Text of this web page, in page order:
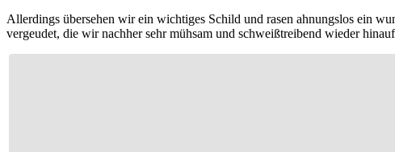
Allerdings übersehen wir ein wichtiges Schild und rasen ahnungslos ein
vergeudet, die wir nachher sehr mühsam und schweißtreibend wieder